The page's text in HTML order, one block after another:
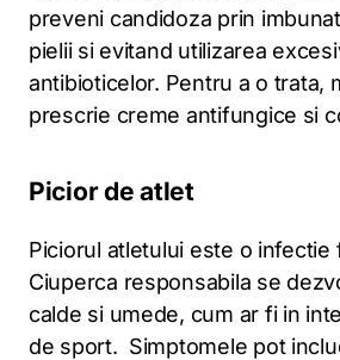
preveni candidoza prin
pielii si evitand utilizarea
antibioticelor. Pentru a o trata,
prescrie creme antifungice si
Picior de atlet
Piciorul atletului este o infectie
Ciuperca responsabila se
calde si umede, cum ar fi in
de sport. Simptomele pot